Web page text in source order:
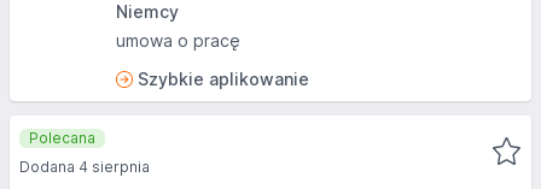
Niemcy
umowa o pracę
Szybkie aplikowanie
Polecana
Dodana 4 sierpnia